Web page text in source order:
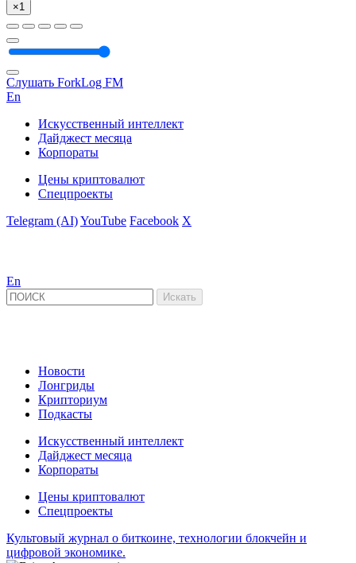
×1
Слушать ForkLog FM
En
Искусственный интеллект
Дайджест месяца
Корпораты
Цены криптовалют
Спецпроекты
Telegram (AI)YouTube Facebook X
En
Новости
Лонгриды
Крипториум
Подкасты
Искусственный интеллект
Дайджест месяца
Корпораты
Цены криптовалют
Спецпроекты
Культовый журнал о биткоине, технологии блокчейн и
цифровой экономике.